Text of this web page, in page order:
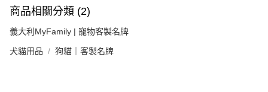
商品相關分類 (2)
義大利MyFamily | 寵物客製名牌
犬貓用品 狗貓｜客製名牌